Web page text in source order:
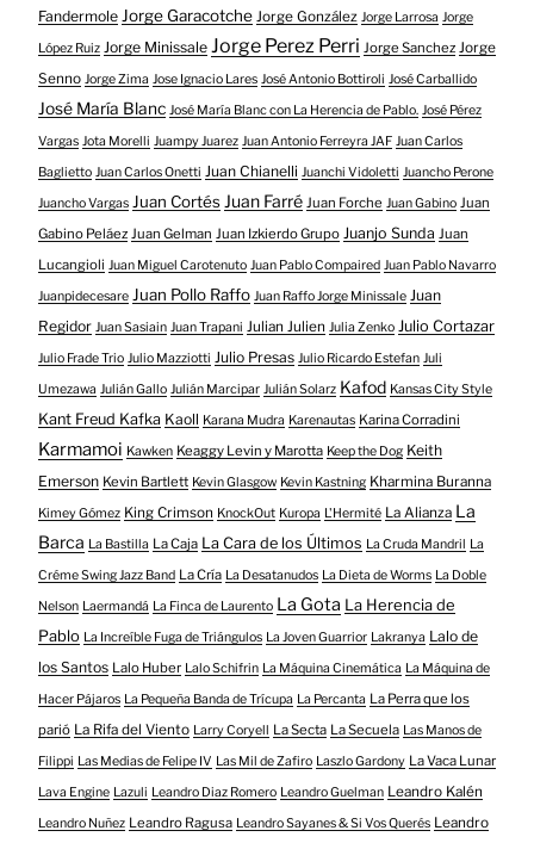
Fandermole Jorge Garacotche Jorge González Jorge Larrosa Jorge
López Ruiz Jorge Minissale Jorge Perez Perri Jorge Sanchez Jorge
Senno Jorge Zima Jose Ignacio Lares José Antonio Bottiroli José Carballido
José María Blanc José María Blanc con La Herencia de Pablo. José Pérez
Vargas Jota Morelli Juampy Juarez Juan Antonio Ferreyra JAF Juan Carlos
Baglietto Juan Carlos Onetti Juan Chianelli Juanchi Vidoletti Juancho Perone
Juancho Vargas Juan Cortés Juan Farré Juan Forche Juan Gabino Juan
Gabino Peláez Juan Gelman Juan Izkierdo Grupo Juanjo Sunda Juan
Lucangioli Juan Miguel Carotenuto Juan Pablo Compaired Juan Pablo Navarro
Juanpidecesare Juan Pollo Raffo Juan Raffo Jorge Minissale Juan
Regidor Juan Sasiain Juan Trapani Julian Julien Julia Zenko Julio Cortazar
Julio Frade Trio Julio Mazziotti Julio Presas Julio Ricardo Estefan Juli
Umezawa Julián Gallo Julián Marcipar Julián Solarz Kafod Kansas City Style
Kant Freud Kafka Kaoll Karana Mudra Karenautas Karina Corradini
Karmamoi Kawken Keaggy Levin y Marotta Keep the Dog Keith
Emerson Kevin Bartlett Kevin Glasgow Kevin Kastning Kharmina Buranna
Kimey Gómez King Crimson KnockOut Kuropa L'Hermité La Alianza La
Barca La Bastilla La Caja La Cara de los Últimos La Cruda Mandril La
Créme Swing Jazz Band La Cría La Desatanudos La Dieta de Worms La Doble
Nelson Laermandá La Finca de Laurento La Gota La Herencia de
Pablo La Increíble Fuga de Triángulos La Joven Guarrior Lakranya Lalo de
los Santos Lalo Huber Lalo Schifrin La Máquina Cinemática La Máquina de
Hacer Pájaros La Pequeña Banda de Trícupa La Percanta La Perra que los
parió La Rifa del Viento Larry Coryell La Secta La Secuela Las Manos de
Filippi Las Medias de Felipe IV Las Mil de Zafiro Laszlo Gardony La Vaca Lunar
Lava Engine Lazuli Leandro Diaz Romero Leandro Guelman Leandro Kalén
Leandro Nuñez Leandro Ragusa Leandro Sayanes & Si Vos Querés Leandro